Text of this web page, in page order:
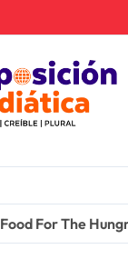
Food For The